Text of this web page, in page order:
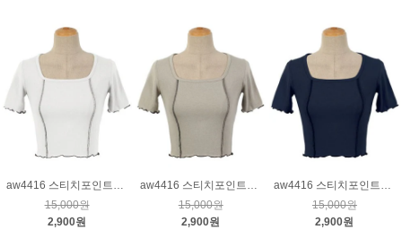
aw4416 스티치포인트티_크림
15,000원
2,900원
aw4416 스티치포인트티_베이지
15,000원
2,900원
aw4416 스티치포인트티_네이비
15,000원
2,900원